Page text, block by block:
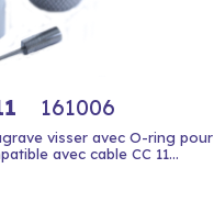
161006
visser avec O-ring pour
avec cable CC 11...